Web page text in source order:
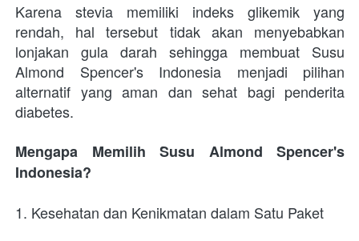
Karena stevia memiliki indeks glikemik yang
rendah, hal tersebut tidak akan menyebabkan
lonjakan gula darah sehingga membuat Susu
Almond Spencer's Indonesia menjadi pilihan
alternatif yang aman dan sehat bagi penderita
diabetes.
Mengapa Memilih Susu Almond Spencer's
Indonesia?
1. Kesehatan dan Kenikmatan dalam Satu Paket